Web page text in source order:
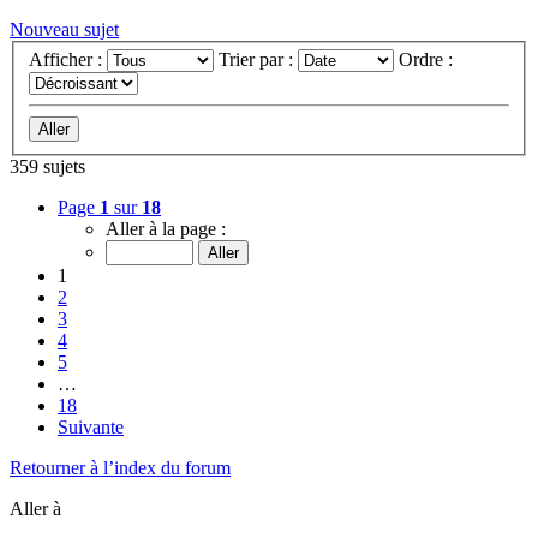
Nouveau sujet
Afficher :
Trier par : Ordre :
359 sujets
Page 1 sur 18
Aller à la page :
1
2
3
4
5
…
18
Suivante
Retourner à l’index du forum
Aller à